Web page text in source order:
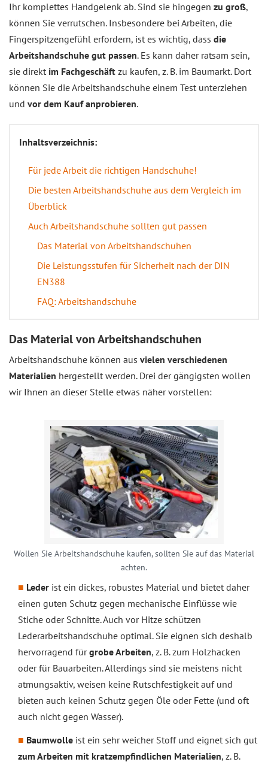
Ihr komplettes Handgelenk ab. Sind sie hingegen zu groß,
können Sie verrutschen. Insbesondere bei Arbeiten, die
Fingerspitzengefühl erfordern, ist es wichtig, dass die
Arbeitshandschuhe gut passen. Es kann daher ratsam sein,
sie direkt im Fachgeschäft zu kaufen, z. B. im Baumarkt. Dort
können Sie die Arbeitshandschuhe einem Test unterziehen
und vor dem Kauf anprobieren.
Inhaltsverzeichnis:
Für jede Arbeit die richtigen Handschuhe!
Die besten Arbeitshandschuhe aus dem Vergleich im
Überblick
Auch Arbeitshandschuhe sollten gut passen
Das Material von Arbeitshandschuhen
Die Leistungsstufen für Sicherheit nach der DIN
EN388
FAQ: Arbeitshandschuhe
Das Material von Arbeitshandschuhen
Arbeitshandschuhe können aus vielen verschiedenen
Materialien hergestellt werden. Drei der gängigsten wollen
wir Ihnen an dieser Stelle etwas näher vorstellen:
Wollen Sie Arbeitshandschuhe kaufen, sollten Sie auf das Material
achten.
Leder ist ein dickes, robustes Material und bietet daher
einen guten Schutz gegen mechanische Einflüsse wie
Stiche oder Schnitte. Auch vor Hitze schützen
Lederarbeitshandschuhe optimal. Sie eignen sich deshalb
hervorragend fürgrobe Arbeiten, z. B. zum Holzhacken
oder für Bauarbeiten. Allerdings sind sie meistens nicht
atmungsaktiv, weisen keine Rutschfestigkeit auf und
bieten auch keinen Schutz gegen Öle oder Fette (und oft
auch nicht gegen Wasser).
Baumwolle ist ein sehr weicher Stoff und eignet sich gut
zum Arbeiten mit kratzempfindlichen Materialien, z. B.